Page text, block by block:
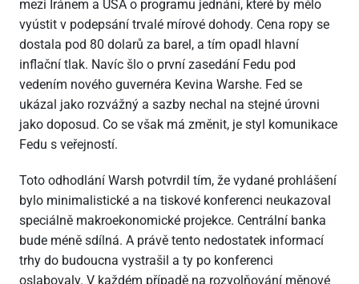
mezi Íránem a USA o programu jednání, které by mělo
vyústit v podepsání trvalé mírové dohody. Cena ropy se
dostala pod 80 dolarů za barel, a tím opadl hlavní
inflační tlak. Navíc šlo o první zasedání Fedu pod
vedením nového guvernéra Kevina Warshe. Fed se
ukázal jako rozvážný a sazby nechal na stejné úrovni
jako doposud. Co se však má změnit, je styl komunikace
Fedu s veřejností.
Toto odhodlání Warsh potvrdil tím, že vydané prohlášení
bylo minimalistické a na tiskové konferenci neukazoval
speciálně makroekonomické projekce. Centrální banka
bude méně sdílná. A právě tento nedostatek informací
trhy do budoucna vystrašil a ty po konferenci
oslabovaly. V každém případě na rozvolňování měnové